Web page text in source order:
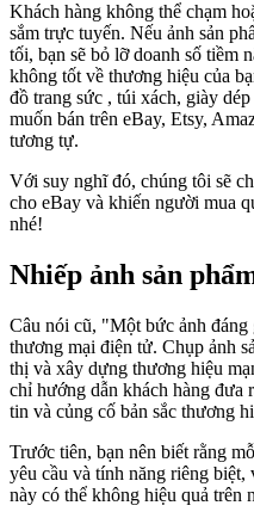
Khách hàng không thể chạm
sắm trực tuyến. Nếu ảnh sản
tối, bạn sẽ bỏ lỡ doanh số tiềm
không tốt về thương hiệu của
đồ trang sức , túi xách, giày
muốn bán trên eBay, Etsy,
tương tự.
Với suy nghĩ đó, chúng tôi sẽ
cho eBay và khiến người mua
nhé!
Nhiếp ảnh sản
Câu nói cũ, "Một bức ảnh
thương mại điện tử. Chụp ảnh
thị và xây dựng thương hiệu
chỉ hướng dẫn khách hàng đưa
tin và củng cố bản sắc thương
Trước tiên, bạn nên biết rằng
yêu cầu và tính năng riêng
này có thể không hiệu quả trên